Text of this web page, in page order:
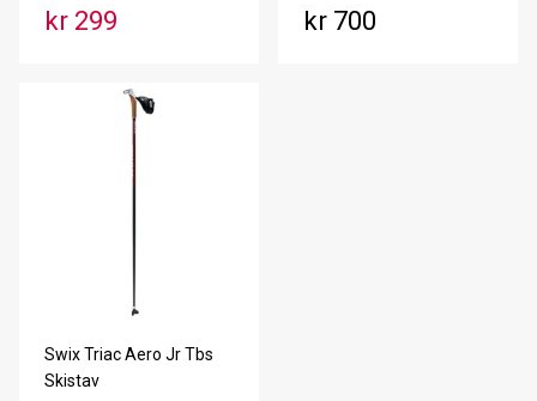
kr 299 kr 700
Swix Triac Aero Jr Tbs
Skistav